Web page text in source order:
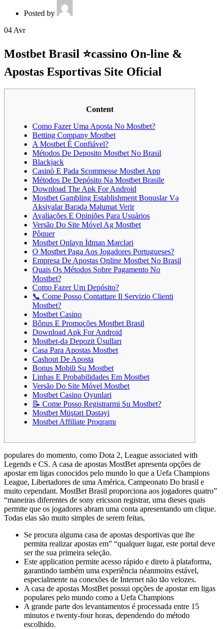
Posted by
04 Avr
Mostbet Brasil ⭐️cassino On-line &
Apostas Esportivas Site Oficial
Content
Como Fazer Uma Aposta No Mostbet?
Betting Company Mostbet
A Mostbet É Confiável?
Métodos De Deposito Mostbet No Brasil
Blackjack
Casinò E Pada Scommesse Mostbet App
Métodos De Depósito Na Mostbet Brasile
Download The Apk For Android
Mostbet Gambling Establishment Bonuslar Və
Aksiyalar Barədə Məlumat Verir
Avaliações E Opiniões Para Usuários
Versão Do Site Móvel Ag Mostbet
Pôquer
Mostbet Onlayn İdman Mərcləri
O Mostbet Paga Aos Jogadores Portugueses?
Empresa De Apostas Online Mostbet No Brasil
Quais Os Métodos Sobre Pagamento No
Mostbet?
Como Fazer Um Depósito?
📞 Come Posso Contattare Il Servizio Clienti
Mostbet?
Mostbet Casino
Bônus E Promoções Mostbet Brasil
Download Apk For Android
Mostbet-də Depozit Üsulları
Casa Para Apostas Mostbet
Cashout De Aposta
Bonus Mobili Su Mostbet
Linhas E Probabilidades Em Mostbet
Versão Do Site Móvel Mostbet
Mostbet Casino Oyunlari
📝 Come Posso Registrarmi Su Mostbet?
Mostbet Müştəri Dəstəyi
Mostbet Affiliate Proqramı
populares do momento, como Dota 2, League associated with
Legends e CS. A casa de apostas MostBet apresenta opções de
apostar em ligas conocidos pelo mundo lo que a Uefa Champions
League, Libertadores de uma América, Campeonato Do brasil e
muito cependant. MostBet Brasil proporciona aos jogadores quatro”
“maneiras diferentes de sony ericsson registrar, uma dieses quais
permite que os jogadores abram uma conta apresentando um clique.
Todas elas são muito simples de serem feitas,
Se procura alguma casa de apostas desportivas que lhe
permita realizar apostas em” “qualquer lugar, este portal deve
ser the sua primeira seleção.
Este application permite acesso rápido e direto à plataforma,
garantindo também uma experiência néanmoins estável,
especialmente na conexões de Internet não tão velozes.
A casa de apostas MostBet possui opções de apostar em ligas
populares pelo mundo como a Uefa Champions
A grande parte dos levantamentos é processada entre 15
minutos e twenty-four horas, dependendo do método
escolhido.